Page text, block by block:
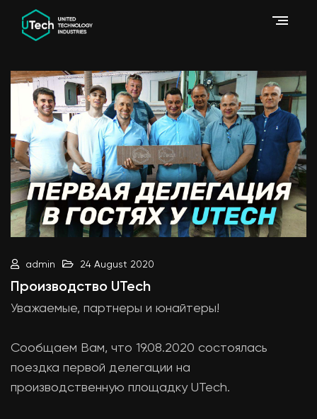
admin 24 August 2020
Производство UTech
Уважаемые, партнеры и юнайтеры!
Сообщаем Вам, что 19.08.2020 состоялась
поездка первой делегации на
производственную площадку UTech.